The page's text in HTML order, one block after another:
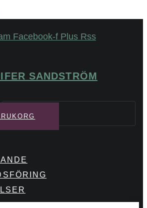
Facebook-f Plus Rss
SANDSTRÖM